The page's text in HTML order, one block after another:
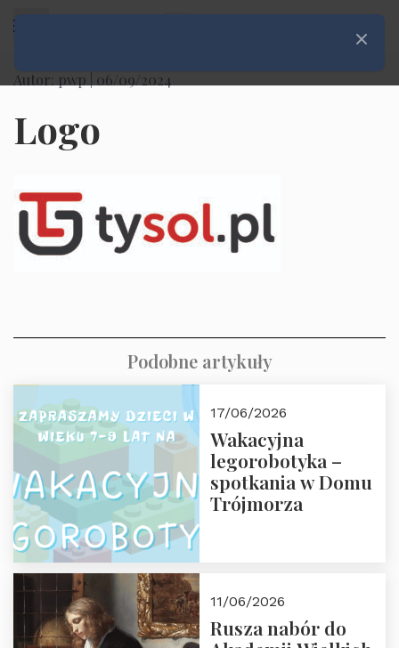
Autor: pwp | 06/09/2024
Logo
Podobne artykuły
17/06/2026
Wakacyjna
legorobotyka –
spotkania w Domu
Trójmorza
11/06/2026
Rusza nabór do
Zamknij